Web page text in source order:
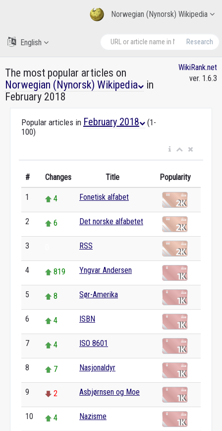
Norwegian (Nynorsk) Wikipedia
Research
English
The most popular articles on
Norwegian (Nynorsk) Wikipedia
in
February 2018
WikiRank.net
ver. 1.6.3
Popular articles in February 2018
(1-
100)
# Changes Title Popularity
1 4 Fonetisk alfabet
2 6 Det norske alfabetet
3 RSS
4 819 Yngvar Andersen
5 8 Sør-Amerika
6 4 ISBN
7 4 ISO 8601
8 7 Nasjonaldyr
9 2 Asbjørnsen og Moe
10 4 Nazisme